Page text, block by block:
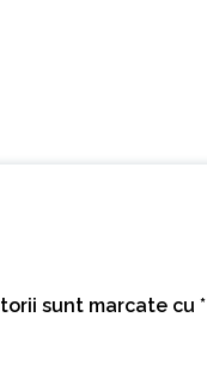
sunt marcate cu *